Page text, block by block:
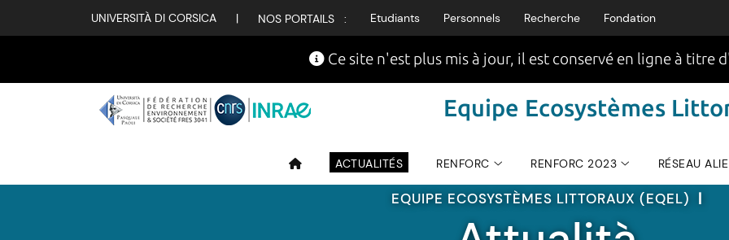
UNIVERSITÀ DI CORSICA | NOS PORTAILS : Etudiants Personnels Recherche Fondation
Ce site n'est plus mis à jour, il est conservé en ligne à titre
Equipe Ecosystèmes
ACTUALITÉS RENFORC RENFORC 2023 RÉSEAU
EQUIPE ECOSYSTÈMES LITTORAUX (EQEL) |